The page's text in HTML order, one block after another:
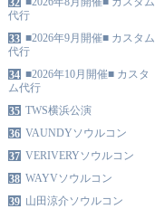
32
代行
33 ■2026年9月開催■ カスタム
代行
34 ■2026年10月開催■ カスタ
ム代行
35 TWS横浜公演
36 VAUNDYソウルコン
37 VERIVERYソウルコン
38 WAYVソウルコン
39 山田涼介ソウルコン